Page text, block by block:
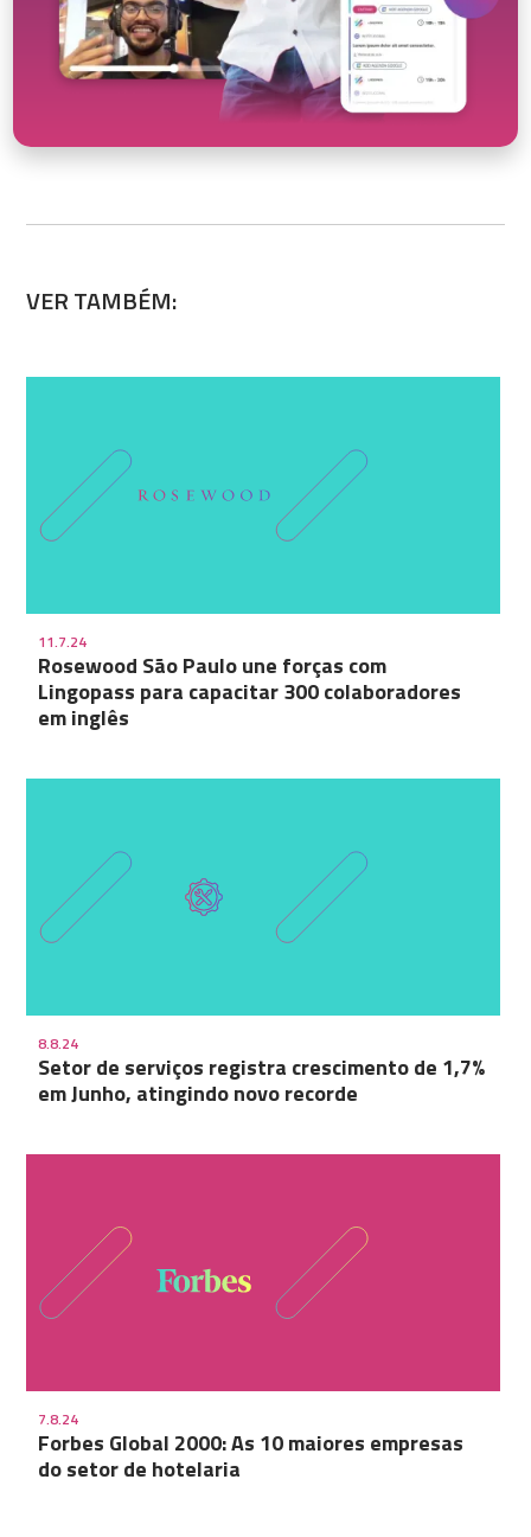
VER TAMBÉM:
11.7.24
Rosewood São Paulo une forças com
Lingopass para capacitar 300 colaboradores
em inglês
8.8.24
Setor de serviços registra crescimento de 1,7%
em Junho, atingindo novo recorde
7.8.24
Forbes Global 2000: As 10 maiores empresas
do setor de hotelaria